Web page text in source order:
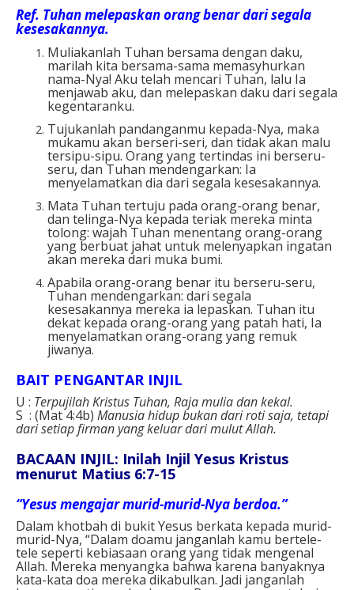
Ref. Tuhan melepaskan orang benar dari segala
kesesakannya.
Muliakanlah Tuhan bersama dengan daku,
marilah kita bersama-sama memasyhurkan
nama-Nya! Aku telah mencari Tuhan, lalu Ia
menjawab aku, dan melepaskan daku dari segala
kegentaranku.
Tujukanlah pandanganmu kepada-Nya, maka
mukamu akan berseri-seri, dan tidak akan malu
tersipu-sipu. Orang yang tertindas ini berseru-
seru, dan Tuhan mendengarkan: Ia
menyelamatkan dia dari segala kesesakannya.
Mata Tuhan tertuju pada orang-orang benar,
dan telinga-Nya kepada teriak mereka minta
tolong: wajah Tuhan menentang orang-orang
yang berbuat jahat untuk melenyapkan ingatan
akan mereka dari muka bumi.
Apabila orang-orang benar itu berseru-seru,
Tuhan mendengarkan: dari segala
kesesakannya mereka ia lepaskan. Tuhan itu
dekat kepada orang-orang yang patah hati, Ia
menyelamatkan orang-orang yang remuk
jiwanya.
BAIT PENGANTAR INJIL
U : Terpujilah Kristus Tuhan, Raja mulia dan kekal.
S : (Mat 4:4b) Manusia hidup bukan dari roti saja, tetapi
dari setiap firman yang keluar dari mulut Allah.
BACAAN INJIL: Inilah Injil Yesus Kristus
menurut Matius 6:7-15
“Yesus mengajar murid-murid-Nya berdoa.”
Dalam khotbah di bukit Yesus berkata kepada murid-
murid-Nya, “Dalam doamu janganlah kamu bertele-
tele seperti kebiasaan orang yang tidak mengenal
Allah. Mereka menyangka bahwa karena banyaknya
kata-kata doa mereka dikabulkan. Jadi janganlah